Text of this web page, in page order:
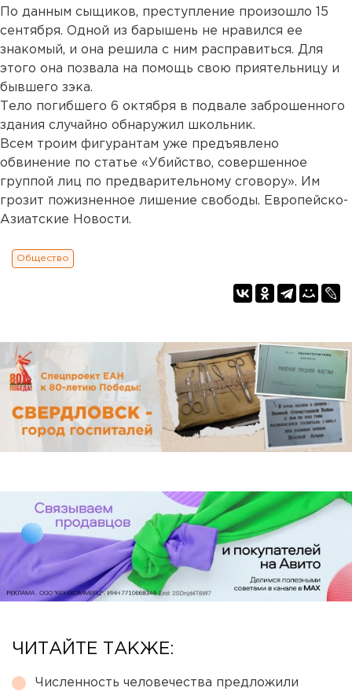
По данным сыщиков, преступление произошло 15
сентября. Одной из барышень не нравился ее
знакомый, и она решила с ним расправиться. Для
этого она позвала на помощь свою приятельницу и
бывшего зэка.
Тело погибшего 6 октября в подвале заброшенного
здания случайно обнаружил школьник.
Всем троим фигурантам уже предъявлено
обвинение по статье «Убийство, совершенное
группой лиц по предварительному сговору». Им
грозит пожизненное лишение свободы. Европейско-
Азиатские Новости.
Общество
ЧИТАЙТЕ ТАКЖЕ:
Численность человечества предложили